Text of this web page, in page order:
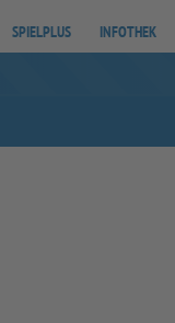
SPIELPLUS INFOTHEK